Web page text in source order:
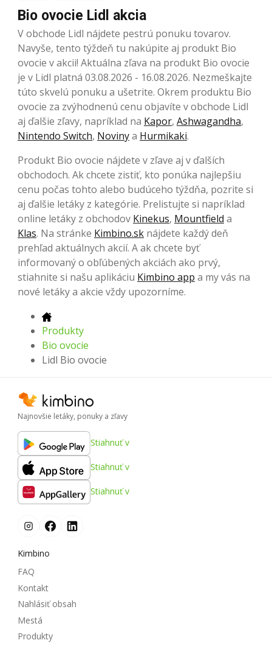
Bio ovocie Lidl akcia
V obchode Lidl nájdete pestrú ponuku tovarov.
Navyše, tento týždeň tu nakúpite aj produkt Bio
ovocie v akcii! Aktuálna zľava na produkt Bio ovocie
je v Lidl platná 03.08.2026 - 16.08.2026. Nezmeškajte
túto skvelú ponuku a ušetrite. Okrem produktu Bio
ovocie za zvýhodnenú cenu objavíte v obchode Lidl
aj ďalšie zľavy, napríklad na Kapor, Ashwagandha,
Nintendo Switch, Novinya Hurmikaki.
Produkt Bio ovocie nájdete v zľave aj v ďalších
obchodoch. Ak chcete zistiť, kto ponúka najlepšiu
cenu počas tohto alebo budúceho týždňa, pozrite si
aj ďalšie letáky z kategórie. Prelistujte si napríklad
online letáky z obchodov Kinekus, Mountfield a
Klas. Na stránke Kimbino.sk nájdete každý deň
prehľad aktuálnych akcií. A ak chcete byť
informovaný o obľúbených akciách ako prvý,
stiahnite si našu aplikáciu Kimbino app a my vás na
nové letáky a akcie vždy upozorníme.
Produkty
Bio ovocie
Lidl Bio ovocie
Najnovšie letáky, ponuky a zľavy
Stiahnuť v
Stiahnuť v
Stiahnuť v
Kimbino
FAQ
Kontakt
Nahlásiť obsah
Mestá
Produkty